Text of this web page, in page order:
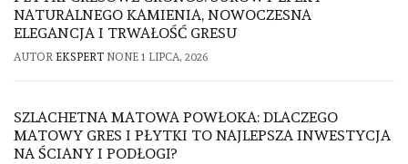
NATURALNEGO KAMIENIA, NOWOCZESNA
ELEGANCJA I TRWAŁOŚĆ GRESU
AUTOR EKSPERT NONE 1 LIPCA, 2026
SZLACHETNA MATOWA POWŁOKA: DLACZEGO
MATOWY GRES I PŁYTKI TO NAJLEPSZA INWESTYCJA
NA ŚCIANY I PODŁOGI?